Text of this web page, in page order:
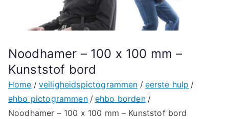
Noodhamer – 100 x 100 mm –
Kunststof bord
Home veiligheidspictogrammen
eerste hulp
ehbo pictogrammen
ehbo borden
Noodhamer – 100 x 100 mm – Kunststof bord